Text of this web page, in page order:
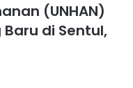
(UNHAN)
di Sentul,